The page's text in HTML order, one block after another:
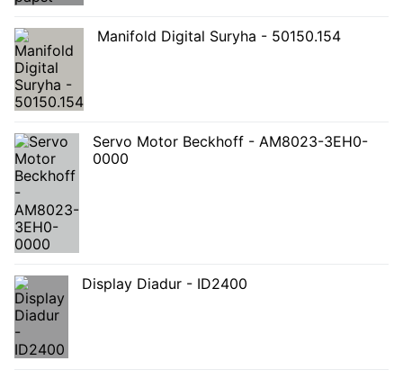
Manifold Digital Suryha - 50150.154
Servo Motor Beckhoff - AM8023-3EH0-
0000
Display Diadur - ID2400